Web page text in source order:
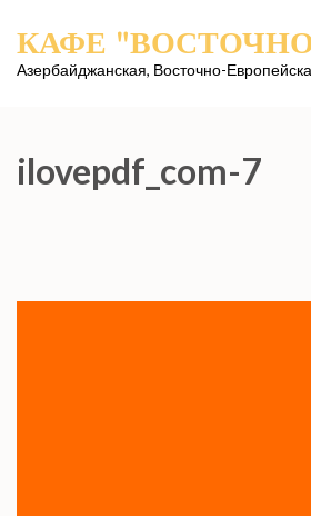
содержимому
КАФЕ
Азербайджанская, Восточно-
ilovepdf_com-7